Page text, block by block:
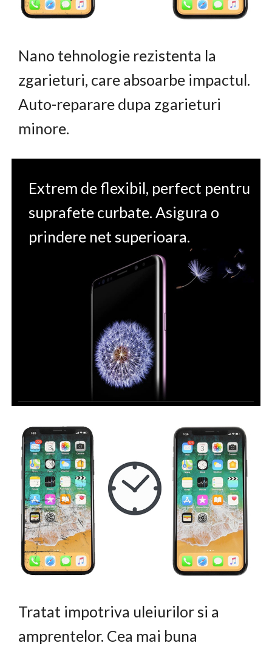
Nano tehnologie rezistenta la
zgarieturi, care absoarbe impactul.
Auto-reparare dupa zgarieturi
minore.
Extrem de flexibil, perfect pentru
suprafete curbate. Asigura o
prindere net superioara.
Tratat impotriva uleiurilor si a
amprentelor. Cea mai buna